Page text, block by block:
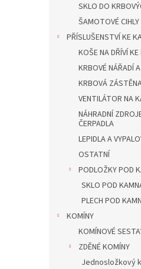
SKLO DO
ŠAMOTOVÉ CIHLY
PŘÍSLUŠENSTVÍ KE
KOŠE NA DŘÍVÍ KE
KRBOVÉ NÁŘADÍ
KRBOVÁ
VENTILÁTOR NA
NÁHRADNÍ
ČERPADLA
LEPIDLA A
OSTATNÍ
PODLOŽKY POD
SKLO POD
PLECH POD
KOMÍNY
KOMÍNOVÉ
ZDĚNÉ KOMÍNY
Jednosložkový